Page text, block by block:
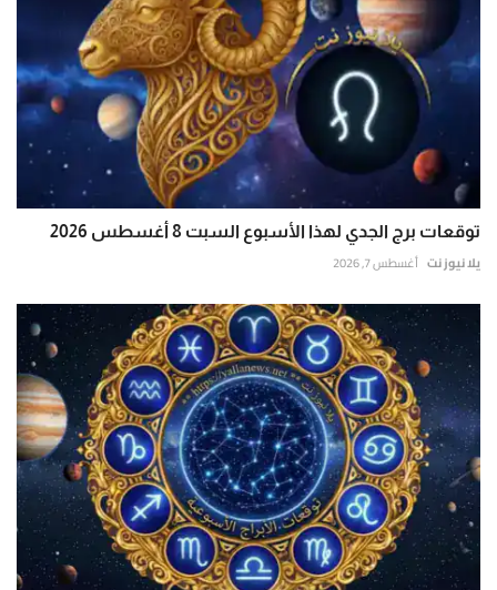
توقعات برج الجدي لهذا الأسبوع السبت 8 أغسطس 2026
يلا نيوز نت أغسطس 7, 2026